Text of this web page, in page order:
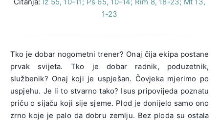
1-23
Tko je dobar nogometni trener? Onaj čija ekipa postane
prvak svijeta. Tko je dobar radnik, poduzetnik,
službenik? Onaj koji je uspješan. Čovjeka mjerimo po
uspjehu. Je li to stvarno tako? Isus pripovijeda poznatu
priču o sijaču koji sije sjeme. Plod je donijelo samo ono
zrno koje je palo da dobru zemlju. Bez ploda su ostala